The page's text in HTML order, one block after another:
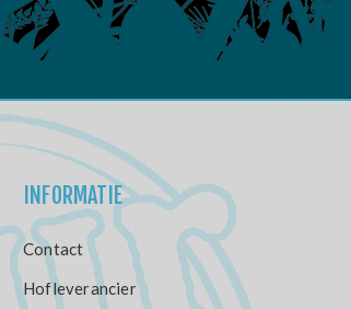
INFORMATIE
Contact
Hofleverancier